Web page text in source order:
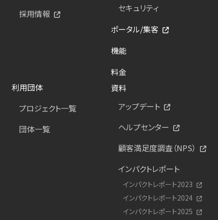
採用情報
セキュリティ
ポータル/集客
機能
料金
利用団体
プロジェクト一覧
団体一覧
資料
アップデート
ヘルプセンター
顧客満足度調査（NPS）
インパクトレポート
インパクトレポート2023
インパクトレポート2024
インパクトレポート2025